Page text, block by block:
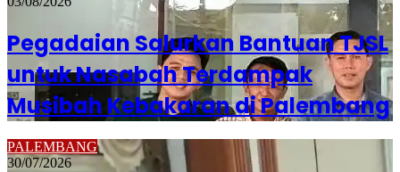
Pegadaian Salurkan Bantuan TJSL
untuk Nasabah Terdampak
Musibah Kebakaran di Palembang
PALEMBANG
30/07/2026